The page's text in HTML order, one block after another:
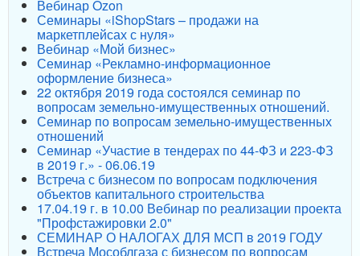
Вебинар Ozon
Семинары «iShopStars – продажи на
маркетплейсах с нуля»
Вебинар «Мой бизнес»
Семинар «Рекламно-информационное
оформление бизнеса»
22 октября 2019 года состоялся семинар по
вопросам земельно-имущественных отношений.
Семинар по вопросам земельно-имущественных
отношений
Семинар «Участие в тендерах по 44-ФЗ и 223-ФЗ
в 2019 г.» - 06.06.19
Встреча с бизнесом по вопросам подключения
объектов капитального строительства
17.04.19 г. в 10.00 Вебинар по реализации проекта
"Профстажировки 2.0"
СЕМИНАР О НАЛОГАХ ДЛЯ МСП в 2019 ГОДУ
Встреча Мособлгаза с бизнесом по вопросам